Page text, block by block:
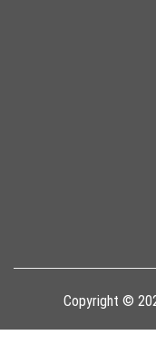
Copyright ©